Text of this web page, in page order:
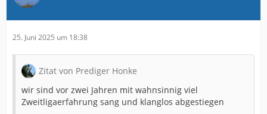
25. Juni 2025 um 18:38
Zitat von Prediger Honke
wir sind vor zwei Jahren mit wahnsinnig viel
Zweitligaerfahrung sang und klanglos abgestiegen